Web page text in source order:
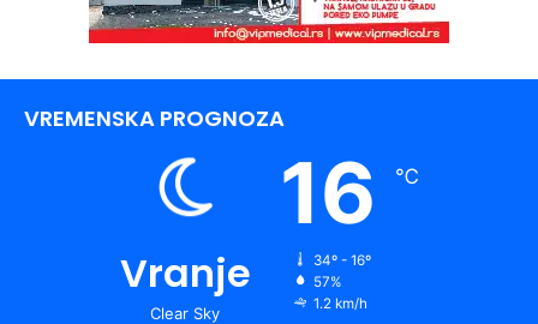
VREMENSKA PROGNOZA
Vranje
Clear Sky
16 ℃
34º - 16º
57%
1.2 km/h